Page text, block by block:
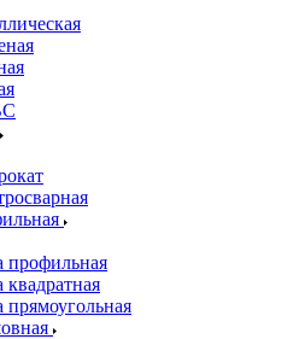
профильная
квадратная
прямоугольная